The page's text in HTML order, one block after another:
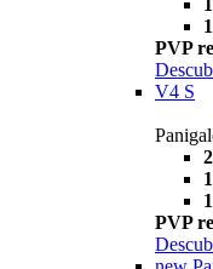
PVP
V4 S
PVP